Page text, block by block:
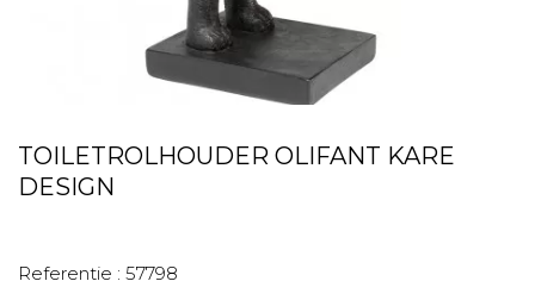
TOILETROLHOUDER OLIFANT KARE
DESIGN
Referentie : 57798